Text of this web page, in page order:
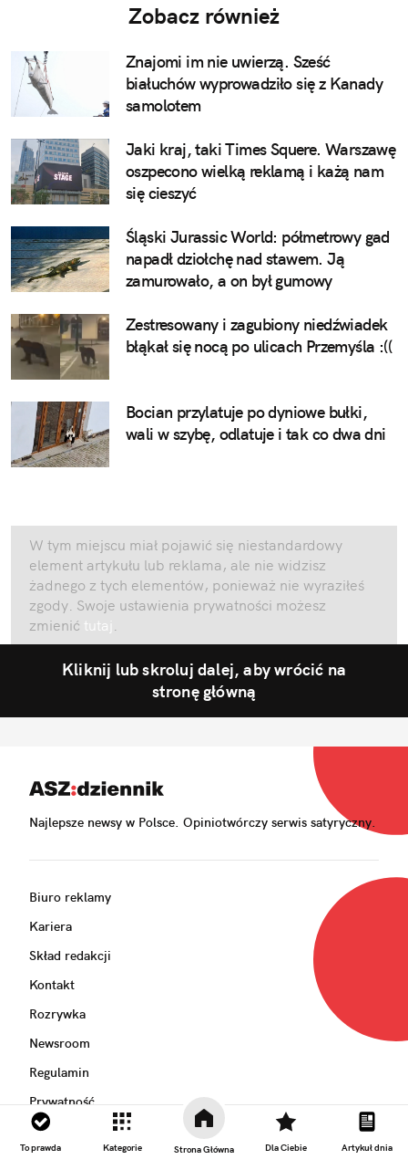
To prawda Kategorie Strona Główna Dla Ciebie Artykuł dnia
Zobacz również
Znajomi im nie uwierzą. Sześć
białuchów wyprowadziło się z Kanady
samolotem
Jaki kraj, taki Times Squere. Warszawę
oszpecono wielką reklamą i każą nam
się cieszyć
Śląski Jurassic World: półmetrowy gad
napadł dziołchę nad stawem. Ją
zamurowało, a on był gumowy
Zestresowany i zagubiony niedźwiadek
błąkał się nocą po ulicach Przemyśla :((
Bocian przylatuje po dyniowe bułki,
wali w szybę, odlatuje i tak co dwa dni
W tym miejscu miał pojawić się niestandardowy
element artykułu lub reklama, ale nie widzisz
żadnego z tych elementów, ponieważ nie wyraziłeś
zgody. Swoje ustawienia prywatności możesz
zmienić tutaj .
Kliknij lub skroluj dalej, aby wrócić na
stronę główną
Najlepsze newsy w Polsce. Opiniotwórczy serwis satyryczny.
Biuro reklamy
Kariera
Skład redakcji
Kontakt
Rozrywka
Newsroom
Regulamin
Prywatność